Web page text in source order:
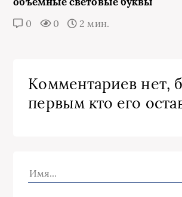
0 0 2 мин.
Комментариев нет,
первым кто его